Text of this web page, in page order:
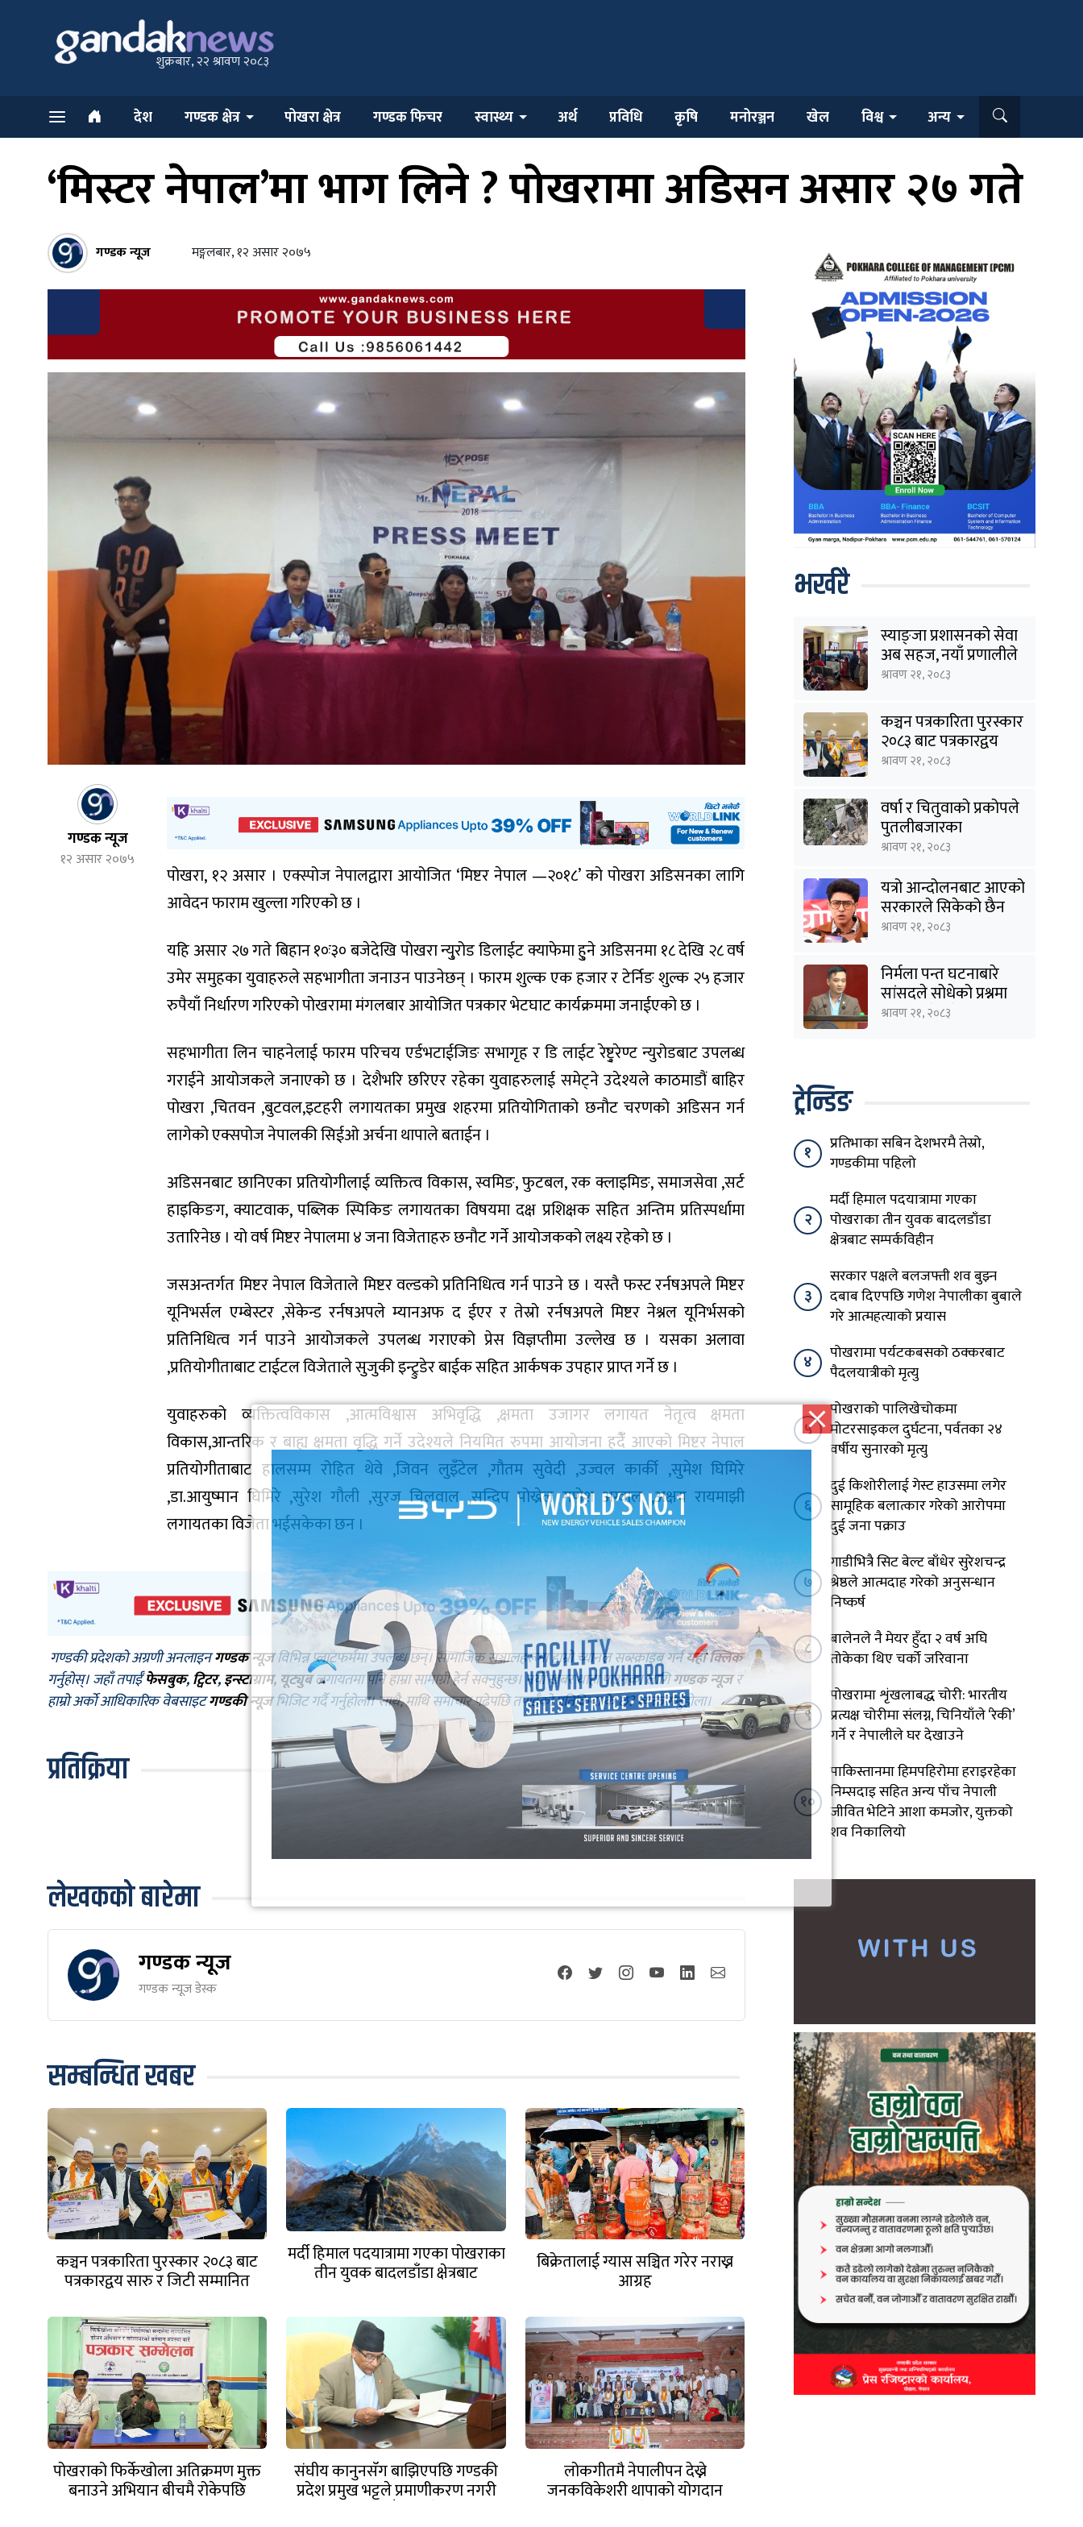
शुक्रबार, २२ श्रावण २०८३
देश गण्डक क्षेत्र पोखरा क्षेत्र गण्डक फिचर स्वास्थ्य अर्थ प्रविधि कृषि मनोरञ्जन खेल विश्व अन्य
‘मिस्टर नेपाल’मा भाग लिने ? पोखरामा अडिसन असार २७ गते
गण्डक न्यूज मङ्गलबार, १२ असार २०७५
गण्डक न्यूज
१२ असार २०७५
पोखरा, १२ असार । एक्स्पोज नेपालद्वारा आयोजित ‘मिष्टर नेपाल —२०१८’ को पोखरा अडिसनका लागि
आवेदन फाराम खुल्ला गरिएको छ ।
यहि असार २७ गते बिहान १०ः३० बजेदेखि पोखरा न्यु्रोड डिलाईट क्याफेमा हु्ने अडिसनमा १८ देखि २८ वर्ष
उमेर समुहका युवाहरुले सहभागीता जनाउन पाउनेछन् । फारम शुल्क एक हजार र टेर्निङ शुल्क २५ हजार
रुपैयाँ निर्धारण गरिएको पोखरामा मंगलबार आयोजित पत्रकार भेटघाट कार्यक्रममा जनाईएको छ ।
सहभागीता लिन चाहनेलाई फारम परिचय एर्डभटाईजिङ सभागृह र डि लाईट रेष्टु्रेण्ट न्युरोडबाट उपलब्ध
गराईने आयोजकले जनाएको छ । देशैभरि छरिएर रहेका युवाहरुलाई समेट्ने उदेश्यले काठमाडौं बाहिर
पोखरा ,चितवन ,बुटवल,इटहरी लगायतका प्रमुख शहरमा प्रतियोगिताको छनौट चरणको अडिसन गर्न
लागेको एक्सपोज नेपालकी सिईओ अर्चना थापाले बताईन ।
अडिसनबाट छानिएका प्रतियोगीलाई व्यक्तित्व विकास, स्वमिङ, फुटबल, रक क्लाइमिङ, समाजसेवा ,सर्ट
हाइकिङग, क्याटवाक, पब्लिक स्पिकिङ लगायतका विषयमा दक्ष प्रशिक्षक सहित अन्तिम प्रतिस्पर्धामा
उतारिनेछ । यो वर्ष मिष्टर नेपालमा ४ जना विजेताहरु छनौट गर्ने आयोजकको लक्ष्य रहेको छ ।
जसअन्तर्गत मिष्टर नेपाल विजेताले मिष्टर वल्डको प्रतिनिधित्व गर्न पाउने छ । यस्तै फस्ट रर्नषअपले मिष्टर
यूनिभर्सल एम्बेस्टर ,सेकेन्ड रर्नषअपले म्यानअफ द ईएर र तेस्रो रर्नषअपले मिष्टर नेश्नल यूनिर्भसको
प्रतिनिधित्व गर्न पाउने आयोजकले उपलब्ध गराएको प्रेस विज्ञप्तीमा उल्लेख छ । यसका अलावा
,प्रतियोगीताबाट टाईटल विजेताले सुजुकी इन्ट्रुडेर बाईक सहित आर्कषक उपहार प्राप्त गर्ने छ ।
युवाहरुको व्यक्तित्वविकास ,आत्मविश्वास अभिवृद्धि ,क्षमता उजागर लगायत नेतृत्व क्षमता
विकास,आन्तरिक र बाह्य क्षमता वृद्धि गर्ने उदेश्यले नियमित रुपमा आयोजना हदैंँ आएको मिष्टर नेपाल
प्रतियोगीताबाट हालसम्म रोहित थेवे ,जिवन लुइँटेल ,गौतम सुवेदी ,उज्वल कार्की ,सुमेश घिमिरे
,डा.आयुष्मान घिमिरे ,सुरेश गौली ,सुरज चिलवाल ,सन्दिप पोख्रेल गणेश अग्वाल ,अक्षय रायमाझी
लगायतका विजेता भईसकेका छन ।
गण्डकी प्रदेशको अग्रणी अनलाइनगण्डक न्यूजविभिन्न प्लाटफर्ममा उपलब्ध छन्। सामाजिक सञ्जालहरूमा हाम्रो च्यानल सब्स्क्राइब गर्नयहाँ क्लिक
गर्नुहोस्। जहाँ तपाईँफेसबुक,ट्विटर,इन्स्टाग्राम, यूट्युब लगायतमा पनि हाम्रा सामाग्री हेर्न सक्नुहुन्छ। नयाँ खबर थाहा पाउनका लागिगण्डक न्यूजर
हाम्रो अर्को आधिकारिक वेबसाइटगण्डकी न्यूजभिजिट गर्दै गर्नुहोला। साथै, माथि समाचार पढेपछि तपाईँको प्रतिक्रिया के छ? व्यक्त गर्नुहोला।
प्रतिक्रिया
लेखकको बारेमा
गण्डक न्यूज
गण्डक न्यूज डेस्क
सम्बन्धित खबर
कञ्चन पत्रकारिता पुरस्कार २०८३ बाट
पत्रकारद्वय सारु र जिटी सम्मानित
मर्दी हिमाल पदयात्रामा गएका पोखराका
तीन युवक बादलडाँडा क्षेत्रबाट बिक्रेतालाई ग्यास सञ्चित गरेर नराख्न
आग्रह
पोखराको फिर्केखोला अतिक्रमण मुक्त
बनाउने अभियान बीचमै रोकेपछि
संघीय कानुनसँग बाझिएपछि गण्डकी
प्रदेश प्रमुख भट्टले प्रमाणीकरण नगरी
फिर्ता गरे गाँजा विधेयक
लोकगीतमै नेपालीपन देख्ने
जनकविकेशरी थापाको योगदान
अविष्मरणीयः प्रदेश प्रमुख भट्ट
भर्खरै
स्याङ्जा प्रशासनको सेवा
अब सहज, नयाँ प्रणालीले
घटायो लाइन र झन्झट
श्रावण २१, २०८३
कञ्चन पत्रकारिता पुरस्कार
२०८३ बाट पत्रकारद्वय
सारु र जिटी सम्मानित
श्रावण २१, २०८३
वर्षा र चितुवाको प्रकोपले
पुतलीबजारका
किसानलाई दोहोरो मार
श्रावण २१, २०८३
यत्रो आन्दोलनबाट आएको
सरकारले सिकेको छैन
भने सिकून्, क्षमता भएन
भएन ?: मिराज ढुंगाना
श्रावण २१, २०८३
निर्मला पन्त घटनाबारे
सांसदले सोधेको प्रश्नमा
गृहमन्त्रीले भने- हजुरहरू
श्रावण २१, २०८३
ट्रेन्डिङ
१
प्रतिभाका सबिन देशभरमै तेस्रो,
गण्डकीमा पहिलो
२
मर्दी हिमाल पदयात्रामा गएका
पोखराका तीन युवक बादलडाँडा
क्षेत्रबाट सम्पर्कविहीन
३
सरकार पक्षले बलजफ्ती शव बुझ्न
दबाब दिएपछि गणेश नेपालीका बुबाले
गरे आत्महत्याको प्रयास
४
पोखरामा पर्यटकबसको ठक्करबाट
पैदलयात्रीको मृत्यु
५
पोखराको पालिखेचोकमा
मोटरसाइकल दुर्घटना, पर्वतका २४
वर्षीय सुनारको मृत्यु
६
दुई किशोरीलाई गेस्ट हाउसमा लगेर
सामूहिक बलात्कार गरेको आरोपमा
दुई जना पक्राउ
७
गाडीभित्रै सिट बेल्ट बाँधेर सुरेशचन्द्र
श्रेष्ठले आत्मदाह गरेको अनुसन्धान
निष्कर्ष
८
बालेनले नै मेयर हुँदा २ वर्ष अघि
तोकेका थिए चर्को जरिवाना
९
पोखरामा शृंखलाबद्ध चोरी: भारतीय
प्रत्यक्ष चोरीमा संलग्न, चिनियाँले ‘रेकी’
गर्ने र नेपालीले घर देखाउने
१०
पाकिस्तानमा हिमपहिरोमा हराइरहेका
निम्सदाइ सहित अन्य पाँच नेपाली
जीवित भेटिने आशा कमजोर, युक्तको
शव निकालियो